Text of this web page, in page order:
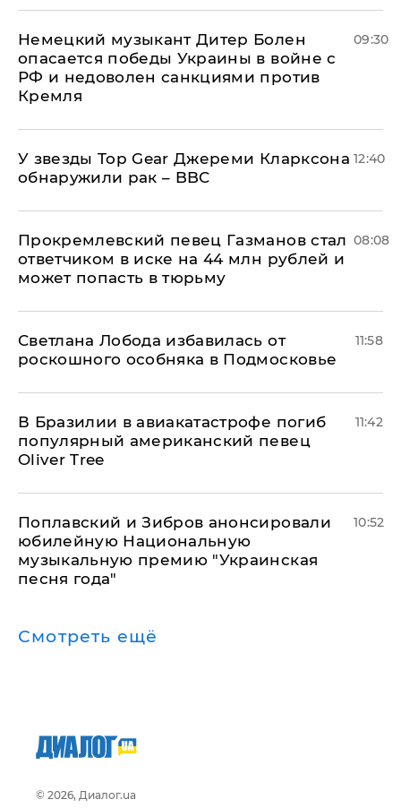
Немецкий музыкант Дитер Болен
опасается победы Украины в войне с
РФ и недоволен санкциями против
Кремля
09:30
У звезды Top Gear Джереми Кларксона
обнаружили рак – BBC
12:40
Прокремлевский певец Газманов стал
ответчиком в иске на 44 млн рублей и
может попасть в тюрьму
08:08
Светлана Лобода избавилась от
роскошного особняка в Подмосковье
11:58
В Бразилии в авиакатастрофе погиб
популярный американский певец
Oliver Tree
11:42
Поплавский и Зибров анонсировали
юбилейную Национальную
музыкальную премию "Украинская
песня года"
10:52
Смотреть ещё
© 2026, Диалог.ua